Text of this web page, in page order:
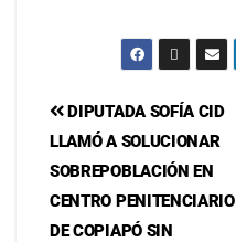
DIPUTADA SOFÍA CID
LLAMÓ A SOLUCIONAR
SOBREPOBLACIÓN EN
CENTRO PENITENCIARIO
DE COPIAPÓ SIN